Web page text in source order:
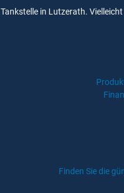
in Lutzerath.
Finden Sie die